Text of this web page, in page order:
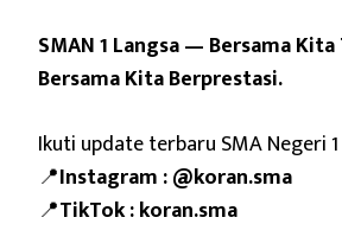
SMAN 1 Langsa — Bersama
Bersama Kita Berprestasi.
Ikuti update terbaru SMA Negeri
📍Instagram : @koran.sma
📍TikTok : koran.sma